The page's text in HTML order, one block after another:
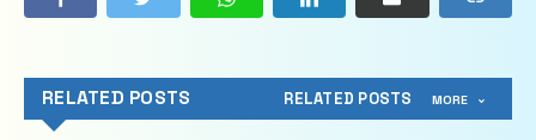
RELATED POSTS RELATED POSTS MORE